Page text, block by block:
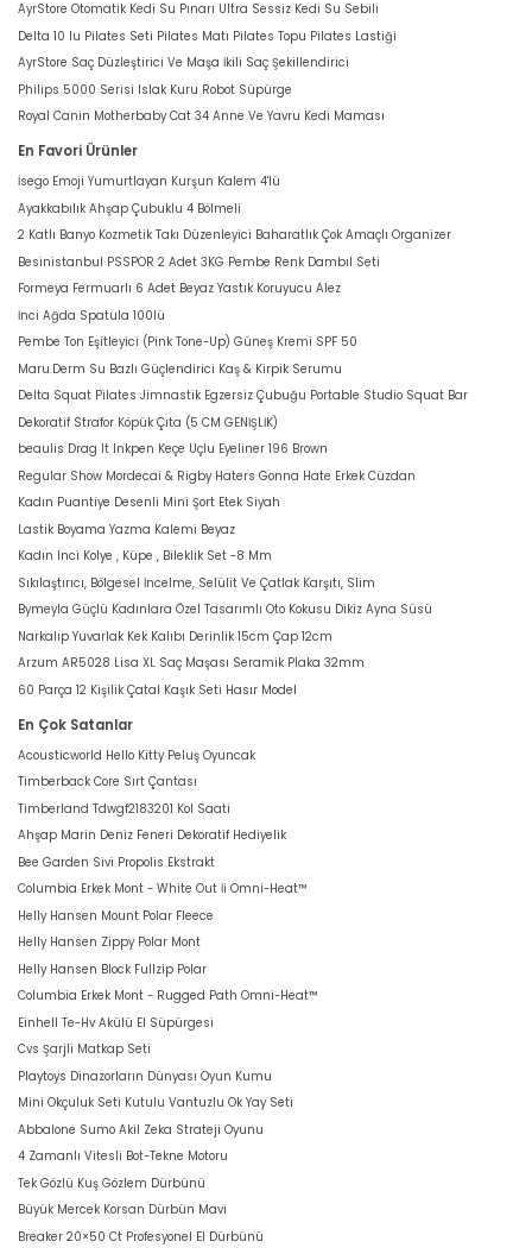
AyrStore Otomatik Kedi Su Pınarı Ultra Sessiz Kedi Su Sebili
Delta 10 lu Pilates Seti Pilates Matı Pilates Topu Pilates Lastiği
AyrStore Saç Düzleştirici Ve Maşa İkili Saç Şekillendirici
Philips 5000 Serisi Islak Kuru Robot Süpürge
Royal Canin Motherbaby Cat 34 Anne Ve Yavru Kedi Maması
En Favori Ürünler
İsego Emoji Yumurtlayan Kurşun Kalem 4'lü
Ayakkabılık Ahşap Çubuklu 4 Bölmeli
2 Katlı Banyo Kozmetik Takı Düzenleyici Baharatlık Çok Amaçlı Organizer
Besinistanbul PSSPOR 2 Adet 3KG Pembe Renk Dambıl Seti
Formeya Fermuarlı 6 Adet Beyaz Yastık Koruyucu Alez
İnci Ağda Spatula 100lü
Pembe Ton Eşitleyici (Pink Tone-Up) Güneş Kremi SPF 50
Maru.Derm Su Bazlı Güçlendirici Kaş & Kirpik Serumu
Delta Squat Pilates Jimnastik Egzersiz Çubuğu Portable Studio Squat Bar
Dekoratif Strafor Köpük Çıta (5 CM GENİŞLİK)
beaulis Drag It Inkpen Keçe Uçlu Eyeliner 196 Brown
Regular Show Mordecai & Rigby Haters Gonna Hate Erkek Cüzdan
Kadın Puantiye Desenli Mini Şort Etek Siyah
Lastik Boyama Yazma Kalemi Beyaz
Kadın Inci Kolye , Küpe , Bileklik Set -8 Mm
Sıkılaştırıcı, Bölgesel İncelme, Selülit Ve Çatlak Karşıtı, Slim
Bymeyla Güçlü Kadınlara Özel Tasarımlı Oto Kokusu Dikiz Ayna Süsü
Narkalıp Yuvarlak Kek Kalıbı Derinlik 15cm Çap 12cm
Arzum AR5028 Lisa XL Saç Maşası Seramik Plaka 32mm
60 Parça 12 Kişilik Çatal Kaşık Seti Hasır Model
En Çok Satanlar
Acousticworld Hello Kitty Peluş Oyuncak
Timberback Core Sırt Çantası
Timberland Tdwgf2183201 Kol Saati
Ahşap Marin Deniz Feneri Dekoratif Hediyelik
Bee Garden Sivi Propolis Ekstrakt
Columbia Erkek Mont - White Out İi Omni-Heat™
Helly Hansen Mount Polar Fleece
Helly Hansen Zippy Polar Mont
Helly Hansen Block Fullzip Polar
Columbia Erkek Mont - Rugged Path Omni-Heat™
Einhell Te-Hv Akülü El Süpürgesi
Cvs Şarjli Matkap Seti
Playtoys Dinazorların Dünyası Oyun Kumu
Mini Okçuluk Seti Kutulu Vantuzlu Ok Yay Seti
Abbalone Sumo Akil Zeka Strateji Oyunu
4 Zamanlı Vitesli Bot-Tekne Motoru
Tek Gözlü Kuş Gözlem Dürbünü
Büyük Mercek Korsan Dürbün Mavi
Breaker 20×50 Ct Profesyonel El Dürbünü